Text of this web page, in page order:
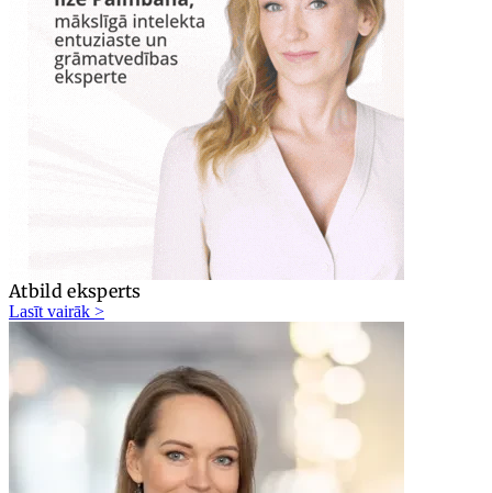
Atbild eksperts
Lasīt vairāk >